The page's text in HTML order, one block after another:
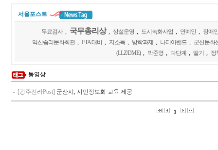
서울포스트
무료검사 국무총리상 상설운영 도시녹화사업 연예인
장애
익산솜리문화회관
FTA 대비 저소득 방학과제 나디아밴드
군산문화
(LLZ/DME)
박준영 다단계 딸기 정
동영상
[광주전라Post] 군산시, 시민정보화 교육 제공
1